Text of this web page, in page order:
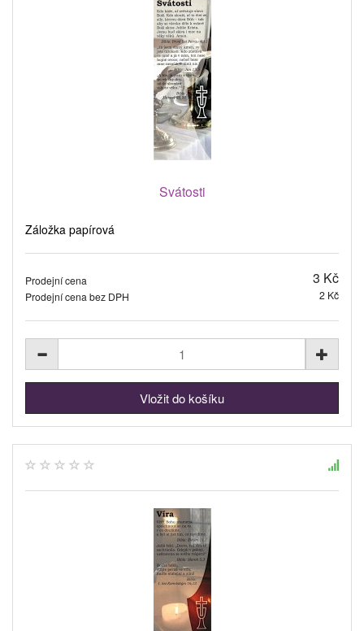
Svátosti
Záložka papírová
Prodejní cena 3 Kč
Prodejní cena bez DPH 2 Kč